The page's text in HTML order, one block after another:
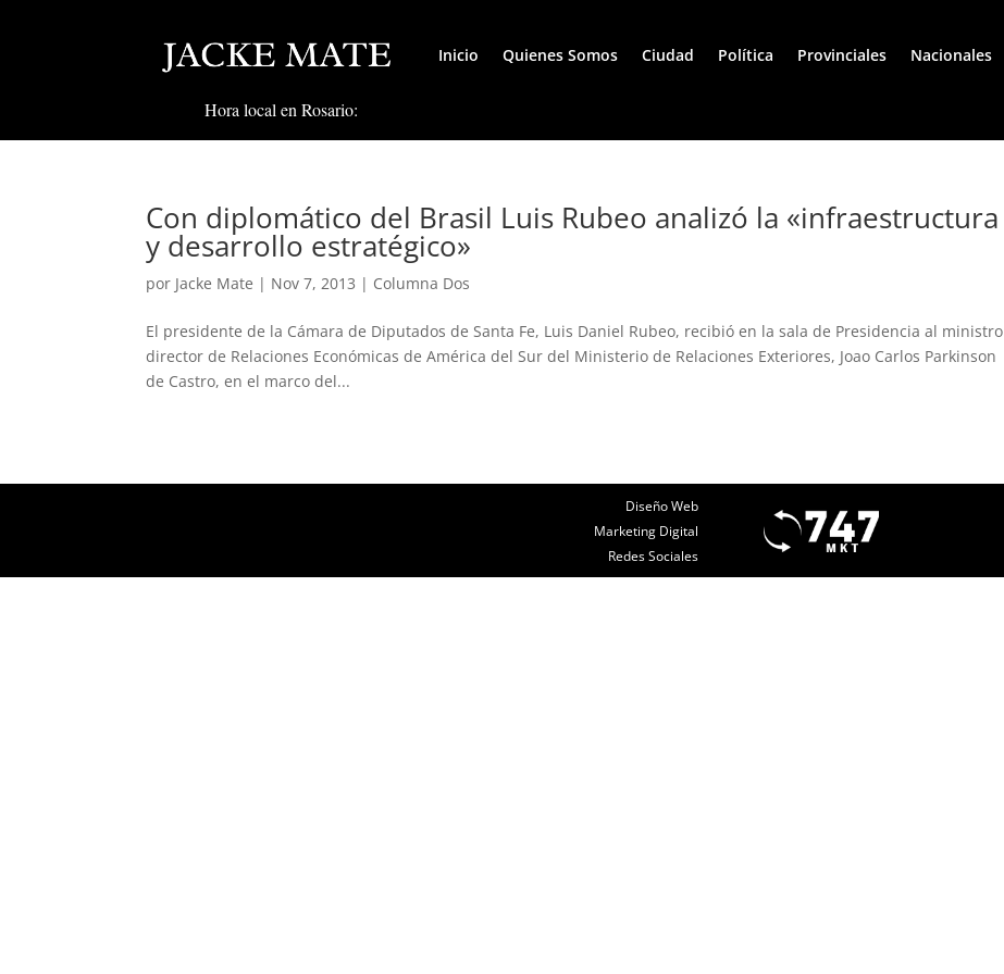
Inicio Quienes Somos Ciudad Política Provinciales Nacionales
Hora local en Rosario:
Con diplomático del Brasil Luis Rubeo analizó la «infraestructura
y desarrollo estratégico»
por Jacke Mate | Nov 7, 2013 | Columna Dos
El presidente de la Cámara de Diputados de Santa Fe, Luis Daniel Rubeo, recibió en la sala de Presidencia al ministro
director de Relaciones Económicas de América del Sur del Ministerio de Relaciones Exteriores, Joao Carlos Parkinson
de Castro, en el marco del...
Diseño Web
Marketing Digital
Redes Sociales